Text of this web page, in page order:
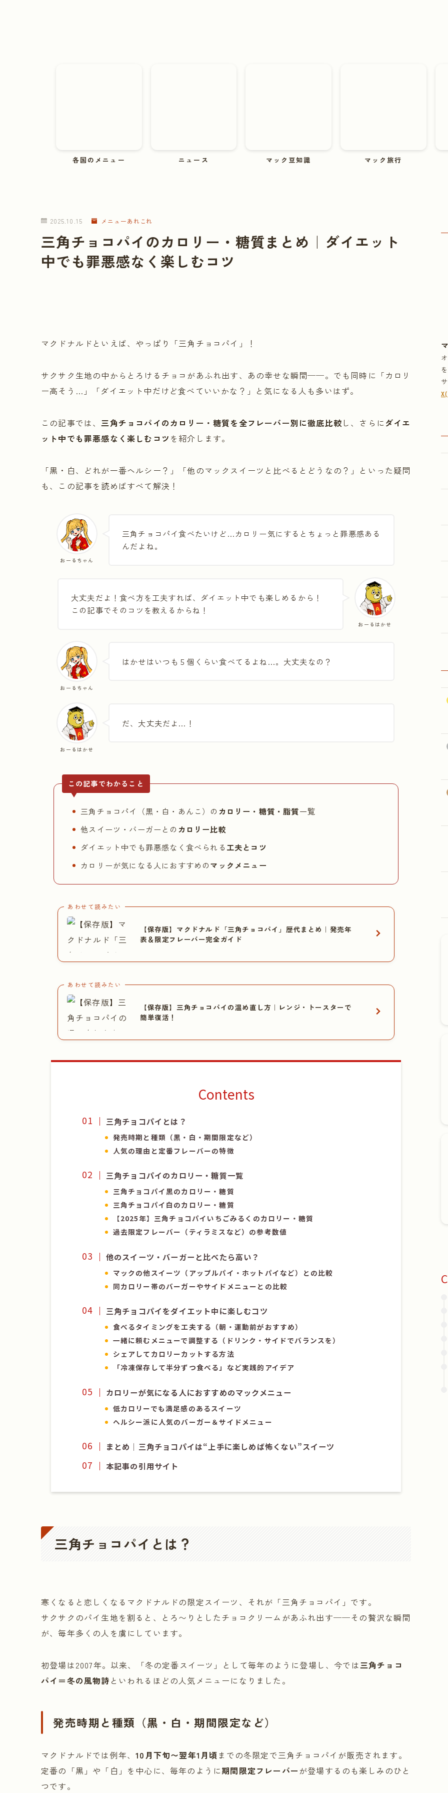
各国のメニュー ニュース マック豆知識 マック旅行
2025.10.15 メニューあれこれ
三角チョコパイのカロリー・糖質まとめ｜ダイエット
中でも罪悪感なく楽しむコツ
マクドナルドといえば、やっぱり「三角チョコパイ」！
サクサク生地の中からとろけるチョコがあふれ出す、あの幸せな瞬間──。でも同時に「カロリ
ー高そう…」「ダイエット中だけど食べていいかな？」と気になる人も多いはず。
この記事では、三角チョコパイのカロリー・糖質を全フレーバー別に徹底比較 し、さらに ダイエ
ット中でも罪悪感なく楽しむコツ を紹介します。
「黒・白、どれが一番ヘルシー？」「他のマックスイーツと比べるとどうなの？」といった疑問
も、この記事を読めばすべて解決！
おーるちゃん
三角チョコパイ食べたいけど…カロリー気にするとちょっと罪悪感ある
んだよね。
おーるはかせ
大丈夫だよ！食べ方を工夫すれば、ダイエット中でも楽しめるから！
この記事でそのコツを教えるからね！
おーるちゃん
はかせはいつも５個くらい食べてるよね…。大丈夫なの？
おーるはかせ
だ、大丈夫だよ…！
この記事でわかること
三角チョコパイ（黒・白・あんこ）の カロリー・糖質・脂質一覧
他スイーツ・バーガーとの カロリー比較
ダイエット中でも罪悪感なく食べられる 工夫とコツ
カロリーが気になる人におすすめのマックメニュー
あわせて読みたい
【保存版】マクドナルド「三角チョコパイ」歴代まとめ｜発売年
表＆限定フレーバー完全ガイド
あわせて読みたい
【保存版】三角チョコパイの温め直し方｜レンジ・トースターで
簡単復活！
Contents
三角チョコパイとは？
発売時期と種類（黒・白・期間限定など）
人気の理由と定番フレーバーの特徴
三角チョコパイのカロリー・糖質一覧
三角チョコパイ黒のカロリー・糖質
三角チョコパイ白のカロリー・糖質
【2025年】 三角チョコパイいちごみるくのカロリー・糖質
過去限定フレーバー（ティラミスなど）の参考数値
他のスイーツ・バーガーと比べたら高い？
マックの他スイーツ（アップルパイ・ホットパイなど）との比較
同カロリー帯のバーガーやサイドメニューとの比較
三角チョコパイをダイエット中に楽しむコツ
食べるタイミングを工夫する（朝・運動前がおすすめ）
一緒に頼むメニューで調整する（ドリンク・サイドでバランスを）
シェアしてカロリーカットする方法
「冷凍保存して半分ずつ食べる」など実践的アイデア
カロリーが気になる人におすすめのマックメニュー
低カロリーでも満足感のあるスイーツ
ヘルシー派に人気のバーガー＆サイドメニュー
まとめ｜三角チョコパイは“上手に楽しめば怖くない”スイーツ
本記事の引用サイト
三角チョコパイとは？
寒くなると恋しくなるマクドナルドの限定スイーツ、それが「三角チョコパイ」です。
サクサクのパイ生地を割ると、とろ〜りとしたチョコクリームがあふれ出す──その贅沢な瞬間
が、毎年多くの人を虜にしています。
初登場は2007年。以来、「冬の定番スイーツ」として毎年のように登場し、今では三角チョコ
パイ＝冬の風物詩 といわれるほどの人気メニューになりました。
発売時期と種類（黒・白・期間限定など）
マクドナルドでは例年、10月下旬〜翌年1月頃までの冬限定で三角チョコパイが販売されます。
定番の「黒」や「白」を中心に、毎年のように期間限定フレーバーが登場するのも楽しみのひと
つです。